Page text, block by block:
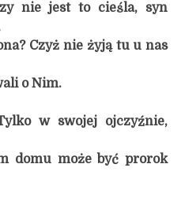
nie jest to cieśla, syn
Czyż nie żyją tu u nas
o Nim.
w swojej ojczyźnie,
domu może być prorok